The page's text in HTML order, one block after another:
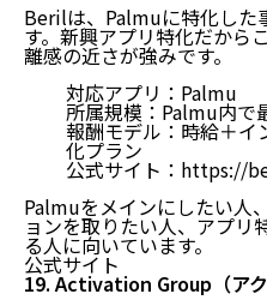
Berilは、Palmuに特化した
す。新興アプリ特化だから
離感の近さが強みです。
対応アプリ：Palmu
所属規模：Palmu内で
報酬モデル：時給＋
化プラン
公式サイト： https://
Palmuをメインにしたい人
ョンを取りたい人、アプリ
る人に向いています。
公式サイト
19. Activation Group（アク